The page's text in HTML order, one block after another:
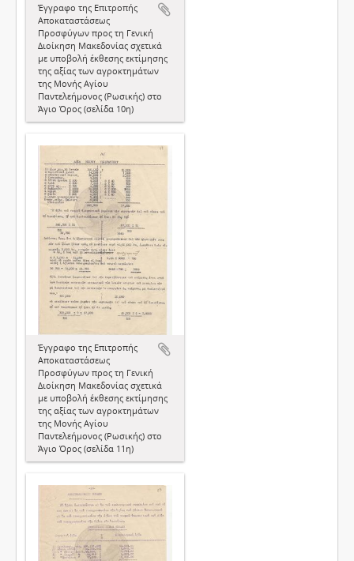
Έγγραφο της Επιτροπής
Αποκαταστάσεως
Προσφύγων προς τη Γενική
Διοίκηση Μακεδονίας σχετικά
με υποβολή έκθεσης εκτίμησης
της αξίας των αγροκτημάτων
της Μονής Αγίου
Παντελεήμονος (Ρωσικής) στο
Άγιο Όρος (σελίδα 10η)
Έγγραφο της Επιτροπής
Αποκαταστάσεως
Προσφύγων προς τη Γενική
Διοίκηση Μακεδονίας σχετικά
με υποβολή έκθεσης εκτίμησης
της αξίας των αγροκτημάτων
της Μονής Αγίου
Παντελεήμονος (Ρωσικής) στο
Άγιο Όρος (σελίδα 11η)